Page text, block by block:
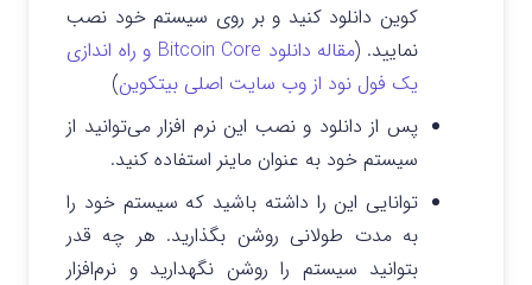
کوین دانلود کنید و بر روی سیستم خود نصب
نمایید. (
مقاله دانلود Bitcoin Core و راه اندازی
یک فول نود از وب سایت اصلی بیتکوین)
پس از دانلود و نصب این نرم افزار می‌توانید از
سیستم خود به عنوان ماینر استفاده کنید.
توانایی این را داشته باشید که سیستم خود را
به مدت طولانی روشن بگذارید. هر چه‌ قدر
بتوانید سیستم را روشن نگهدارید و نرم‌افزار